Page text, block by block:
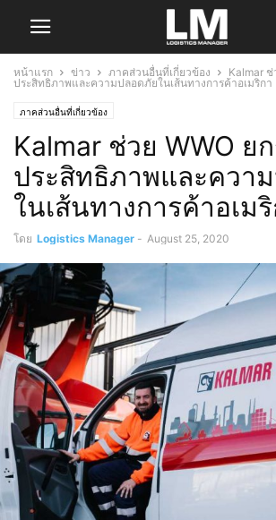
หน้าแรก ข่าว ภาคส่วนอื่นที่เกี่ยวข้อง
Kalmar ช่
ประสิทธิภาพและความปลอดภัยในเส้นทางการค้าอเมริกา
ภาคส่วนอื่นที่เกี่ยวข้อง
Kalmar ช่วย WWO ย
ประสิทธิภาพและควา
ในเส้นทางการค้าอเม
โดย Logistics Manager - August 25, 2020